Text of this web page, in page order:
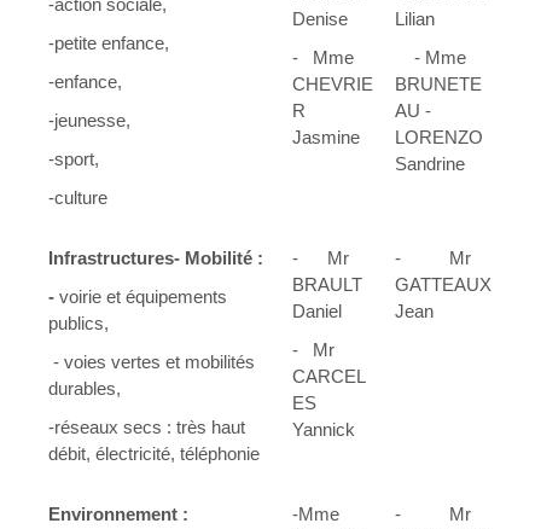
-action sociale,
-petite enfance,
-enfance,
-jeunesse,
-sport,
-culture
Denise
- Mme
CHEVRIE
R
Jasmine
Lilian
- Mme
BRUNETE
AU -
LORENZO
Sandrine
Infrastructures- Mobilité :
- voirie et équipements
publics,
- voies vertes et mobilités
durables,
-réseaux secs : très haut
débit, électricité, téléphonie
- Mr
BRAULT
Daniel
- Mr
CARCEL
ES
Yannick
- Mr
GATTEAUX
Jean
Environnement :
-Mme
- Mr